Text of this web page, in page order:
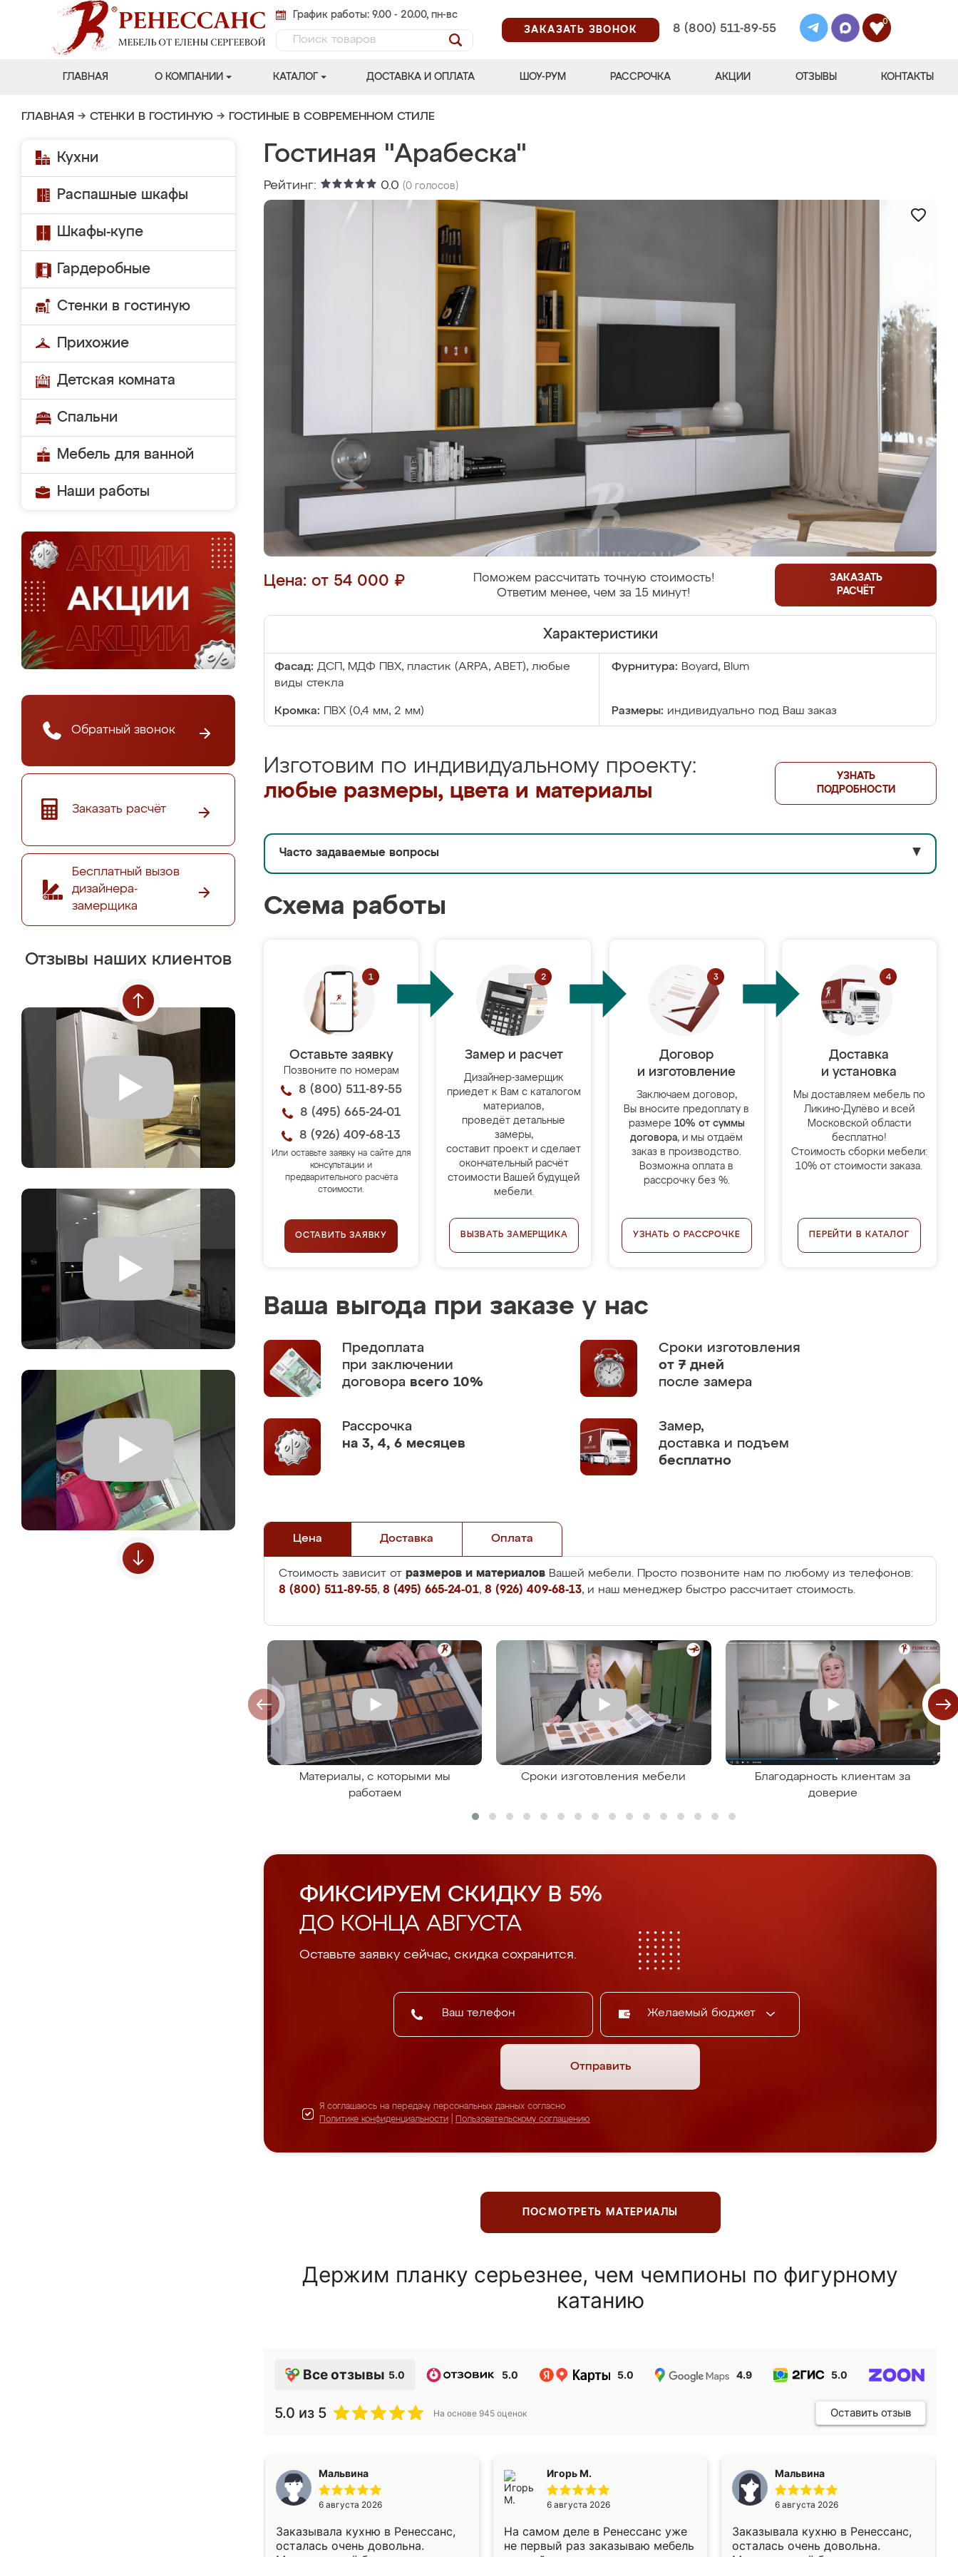
График работы: 9.00 - 20.00, пн-вс
ЗАКАЗАТЬ ЗВОНОК
8 (800) 511-89-55
0
ГЛАВНАЯ О КОМПАНИИ КАТАЛОГ ДОСТАВКА И ОПЛАТА ШОУ-РУМ РАССРОЧКА АКЦИИ ОТЗЫВЫ КОНТАКТЫ
ГЛАВНАЯ → СТЕНКИ В ГОСТИНУЮ → ГОСТИНЫЕ В СОВРЕМЕННОМ СТИЛЕ
Кухни
Распашные шкафы
Шкафы-купе
Гардеробные
Стенки в гостиную
Прихожие
Детская комната
Спальни
Мебель для ванной
Наши работы
Обратный звонок
Заказать расчёт
Бесплатный вызов
дизайнера-
замерщика
Отзывы наших клиентов
Гостиная "Арабеска"
Рейтинг: 0.0 (0 голосов)
Цена: от 54 000 ₽
Поможем рассчитать точную стоимость!
Ответим менее, чем за 15 минут!
ЗАКАЗАТЬ
РАСЧЁТ
Характеристики
Фасад: ДСП, МДФ ПВХ, пластик (ARPA, ABET), любые
виды стекла
Фурнитура: Boyard, Blum
Кромка: ПВХ (0,4 мм, 2 мм) Размеры: индивидуально под Ваш заказ
Изготовим по индивидуальному проекту:
любые размеры, цвета и материалы
УЗНАТЬ
ПОДРОБНОСТИ
Часто задаваемые вопросы ▼
Схема работы
Оставьте заявку
Позвоните по номерам
8 (800) 511-89-55
8 (495) 665-24-01
8 (926) 409-68-13
Или оставьте заявку на сайте для
консультации и
предварительного расчёта
стоимости.
ОСТАВИТЬ ЗАЯВКУ
Замер и расчет
Дизайнер-замерщик
приедет к Вам с каталогом
материалов,
проведёт детальные
замеры,
составит проект и сделает
окончательный расчёт
стоимости Вашей будущей
мебели.
ВЫЗВАТЬ ЗАМЕРЩИКА
Договор
и изготовление
Заключаем договор,
Вы вносите предоплату в
размере 10% от суммы
договора, и мы отдаём
заказ в производство.
Возможна оплата в
рассрочку без %.
УЗНАТЬ О РАССРОЧКЕ
Доставка
и установка
Мы доставляем мебель по
Ликино-Дулёво и всей
Московской области
бесплатно!
Стоимость сборки мебели:
10% от стоимости заказа.
ПЕРЕЙТИ В КАТАЛОГ
Ваша выгода при заказе у нас
Предоплата
при заключении
договора всего 10%
Сроки изготовления
от 7 дней
после замера
Рассрочка
на 3, 4, 6 месяцев
Замер,
доставка и подъем
бесплатно
Цена Доставка Оплата
Стоимость зависит от размеров и материалов Вашей мебели. Просто позвоните нам по любому из телефонов:
8 (800) 511-89-55, 8 (495) 665-24-01, 8 (926) 409-68-13, и наш менеджер быстро рассчитает стоимость.
Материалы, с которыми мы
работаем
Сроки изготовления мебели
Благодарность клиентам за
доверие
ФИКСИРУЕМ СКИДКУ В 5%
ДО КОНЦА АВГУСТА
Оставьте заявку сейчас, скидка сохранится.
Желаемый бюджет
Отправить
Я соглашаюсь на передачу персональных данных согласно
Политике конфиденциальности
Пользовательскому соглашению
ПОСМОТРЕТЬ МАТЕРИАЛЫ
Держим планку серьезнее, чем чемпионы по фигурному
катанию
Все отзывы 5.0 5.0 5.0 4.9 5.0
5.0 из 5 На основе 945 оценок Оставить отзыв
Мальвина
6 августа 2026
Заказывала кухню в Ренессанс,
осталась очень довольна.
Игорь М.
6 августа 2026
На самом деле в Ренессанс уже
не первый раз заказываю мебель
Мальвина
6 августа 2026
Заказывала кухню в Ренессанс,
осталась очень довольна.